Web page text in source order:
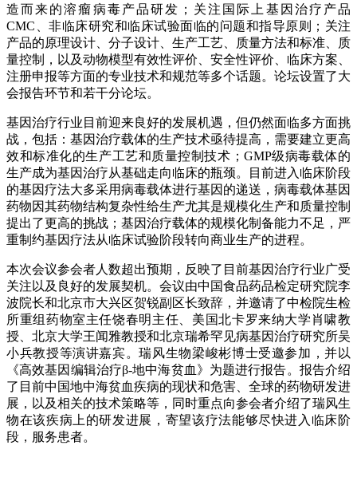
造而来的溶瘤病毒产品研发；关注国际上基因治疗产品
CMC、非临床研究和临床试验面临的问题和指导原则；关注
产品的原理设计、分子设计、生产工艺、质量方法和标准、质
量控制，以及动物模型有效性评价、安全性评价、临床方案、
注册申报等方面的专业技术和规范等多个话题。论坛设置了大
会报告环节和若干分论坛。
基因治疗行业目前迎来良好的发展机遇，但仍然面临多方面挑
战，包括：基因治疗载体的生产技术亟待提高，需要建立更高
效和标准化的生产工艺和质量控制技术；GMP级病毒载体的
生产成为基因治疗从基础走向临床的瓶颈。目前进入临床阶段
的基因疗法大多采用病毒载体进行基因的递送，病毒载体基因
药物因其药物结构复杂性给生产尤其是规模化生产和质量控制
提出了更高的挑战；基因治疗载体的规模化制备能力不足，严
重制约基因疗法从临床试验阶段转向商业生产的进程。
本次会议参会者人数超出预期，反映了目前基因治疗行业广受
关注以及良好的发展契机。会议由中国食品药品检定研究院李
波院长和北京市大兴区贺锐副区长致辞，并邀请了中检院生检
所重组药物室主任饶春明主任、美国北卡罗来纳大学肖啸教
授、北京大学王闻雅教授和北京瑞希罕见病基因治疗研究所吴
小兵教授等演讲嘉宾。瑞风生物梁峻彬博士受邀参加，并以
《高效基因编辑治疗β-地中海贫血》为题进行报告。报告介绍
了目前中国地中海贫血疾病的现状和危害、全球的药物研发进
展，以及相关的技术策略等，同时重点向参会者介绍了瑞风生
物在该疾病上的研发进展，寄望该疗法能够尽快进入临床阶
段，服务患者。